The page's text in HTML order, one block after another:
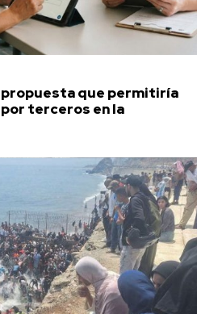
propuesta que permitiría
terceros en la